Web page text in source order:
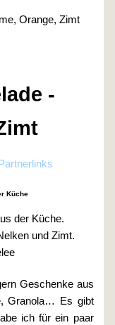
Orange, Zimt
-
Küche
Geschenke aus
Granola… Es gibt
ich für ein paar